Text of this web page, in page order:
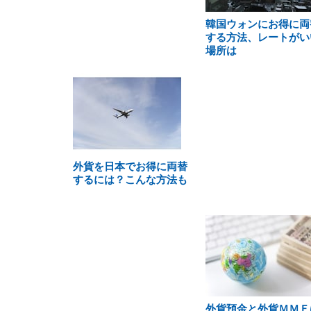
韓国ウォンにお得に
する方法、レートが
場所は
外貨を日本でお得に両替
するには？こんな方法も
外貨預金と外貨ＭＭ